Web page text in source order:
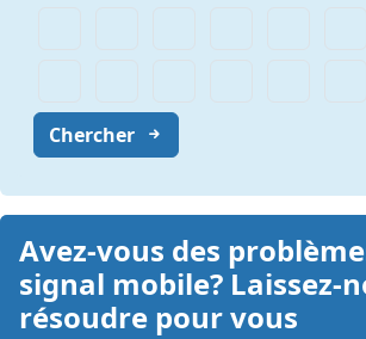
Chercher
Avez-vous des
signal mobile? Laissez-
résoudre pour vous